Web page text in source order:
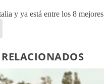
y ya está entre los 8 mejores